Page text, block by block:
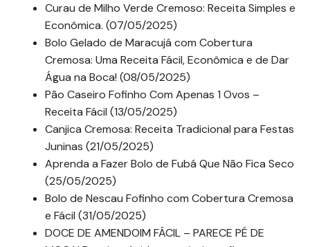
Curau de Milho Verde Cremoso: Receita Simples e
Econômica. (07/05/2025)
Bolo Gelado de Maracujá com Cobertura
Cremosa: Uma Receita Fácil, Econômica e de Dar
Água na Boca! (08/05/2025)
Pão Caseiro Fofinho Com Apenas 1 Ovos –
Receita Fácil (13/05/2025)
Canjica Cremosa: Receita Tradicional para Festas
Juninas (21/05/2025)
Aprenda a Fazer Bolo de Fubá Que Não Fica Seco
(25/05/2025)
Bolo de Nescau Fofinho com Cobertura Cremosa
e Fácil (31/05/2025)
DOCE DE AMENDOIM FÁCIL – PARECE PÉ DE